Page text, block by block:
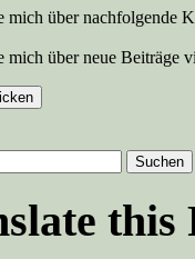
mich über nachfolgende
mich über neue Beiträge
this